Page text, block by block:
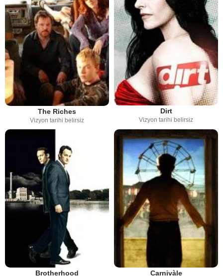
The Riches
Vizyon tarihi belirsiz
Dirt
Vizyon tarihi belirsiz
Brotherhood Carnivàle